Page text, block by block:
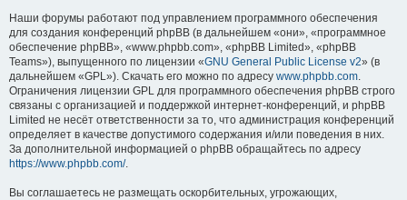
Наши форумы работают под управлением программного обеспечения
для создания конференций phpBB (в дальнейшем «они», «программное
обеспечение phpBB», «www.phpbb.com», «phpBB Limited», «phpBB
Teams»), выпущенного по лицензии «GNU General Public License v2» (в
дальнейшем «GPL»). Скачать его можно по адресу www.phpbb.com.
Ограничения лицензии GPL для программного обеспечения phpBB строго
связаны с организацией и поддержкой интернет-конференций, и phpBB
Limited не несёт ответственности за то, что администрация конференций
определяет в качестве допустимого содержания и/или поведения в них.
За дополнительной информацией о phpBB обращайтесь по адресу
https://www.phpbb.com/.
Вы соглашаетесь не размещать оскорбительных, угрожающих,